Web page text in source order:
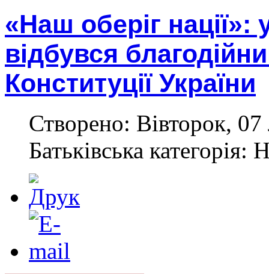
«Наш оберіг нації»:
відбувся
Конституції України
Створено: Вівторок,
Батьківська категорія: